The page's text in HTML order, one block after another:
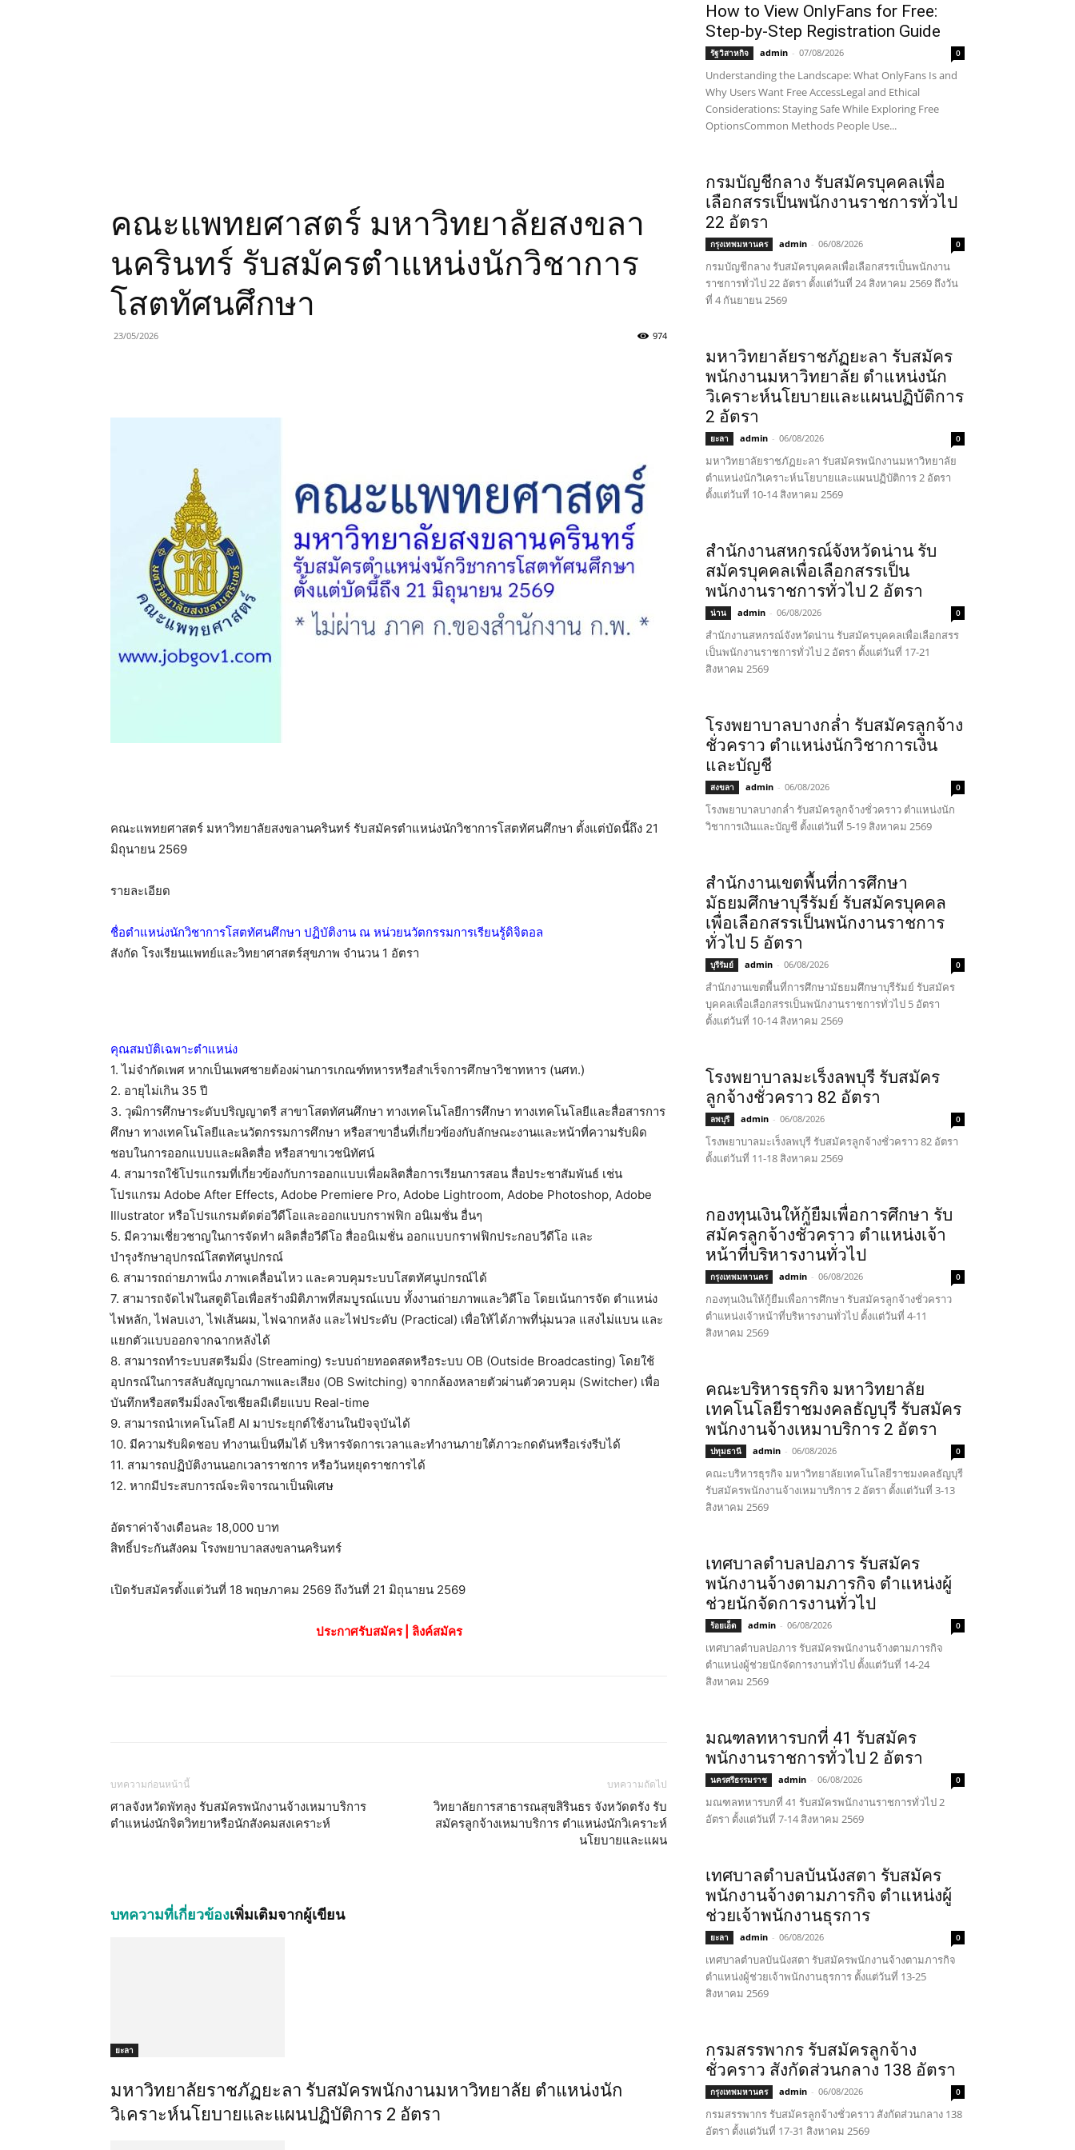
คณะแพทยศาสตร์ มหาวิทยาลัยสงขลา
นครินทร์ รับสมัครตำแหน่งนักวิชาการ
โสตทัศนศึกษา
23/05/2026 974
คณะแพทยศาสตร์ มหาวิทยาลัยสงขลานครินทร์ รับสมัครตำแหน่งนักวิชาการโสตทัศนศึกษา ตั้งแต่บัดนี้ถึง 21
มิถุนายน 2569
รายละเอียด
ชื่อตำแหน่งนักวิชาการโสตทัศนศึกษา ปฏิบัติงาน ณ หน่วยนวัตกรรมการเรียนรู้ดิจิตอล
สังกัด โรงเรียนแพทย์และวิทยาศาสตร์สุขภาพ จำนวน 1 อัตรา
คุณสมบัติเฉพาะตำแหน่ง
1. ไม่จำกัดเพศ หากเป็นเพศชายต้องผ่านการเกณฑ์ทหารหรือสำเร็จการศึกษาวิชาทหาร (นศท.)
2. อายุไม่เกิน 35 ปี
3. วุฒิการศึกษาระดับปริญญาตรี สาขาโสตทัศนศึกษา ทางเทคโนโลยีการศึกษา ทางเทคโนโลยีและสื่อสารการ
ศึกษา ทางเทคโนโลยีและนวัตกรรมการศึกษา หรือสาขาอื่นที่เกี่ยวข้องกับลักษณะงานและหน้าที่ความรับผิด
ชอบในการออกแบบและผลิตสื่อ หรือสาขาเวชนิทัศน์
4. สามารถใช้โปรแกรมที่เกี่ยวข้องกับการออกแบบเพื่อผลิตสื่อการเรียนการสอน สื่อประชาสัมพันธ์ เช่น
โปรแกรม Adobe After Effects, Adobe Premiere Pro, Adobe Lightroom, Adobe Photoshop, Adobe
Illustrator หรือโปรแกรมตัดต่อวีดีโอและออกแบบกราฟฟิก อนิเมชั่น อื่นๆ
5. มีความเชี่ยวชาญในการจัดทำ ผลิตสื่อวีดีโอ สื่ออนิเมชั่น ออกแบบกราฟฟิกประกอบวีดีโอ และ
บำรุงรักษาอุปกรณ์โสตทัศนูปกรณ์
6. สามารถถ่ายภาพนิ่ง ภาพเคลื่อนไหว และควบคุมระบบโสตทัศนูปกรณ์ได้
7. สามารถจัดไฟในสตูดิโอเพื่อสร้างมิติภาพที่สมบูรณ์แบบ ทั้งงานถ่ายภาพและวิดีโอ โดยเน้นการจัด ตำแหน่ง
ไฟหลัก, ไฟลบเงา, ไฟเส้นผม, ไฟฉากหลัง และไฟประดับ (Practical) เพื่อให้ได้ภาพที่นุ่มนวล แสงไม่แบน และ
แยกตัวแบบออกจากฉากหลังได้
8. สามารถทำระบบสตรีมมิ่ง (Streaming) ระบบถ่ายทอดสดหรือระบบ OB (Outside Broadcasting) โดยใช้
อุปกรณ์ในการสลับสัญญาณภาพและเสียง (OB Switching) จากกล้องหลายตัวผ่านตัวควบคุม (Switcher) เพื่อ
บันทึกหรือสตรีมมิ่งลงโซเชียลมีเดียแบบ Real-time
9. สามารถนำเทคโนโลยี AI มาประยุกต์ใช้งานในปัจจุบันได้
10. มีความรับผิดชอบ ทำงานเป็นทีมได้ บริหารจัดการเวลาและทำงานภายใต้ภาวะกดดันหรือเร่งรีบได้
11. สามารถปฏิบัติงานนอกเวลาราชการ หรือวันหยุดราชการได้
12. หากมีประสบการณ์จะพิจารณาเป็นพิเศษ
อัตราค่าจ้างเดือนละ 18,000 บาท
สิทธิ์ประกันสังคม โรงพยาบาลสงขลานครินทร์
เปิดรับสมัครตั้งแต่วันที่ 18 พฤษภาคม 2569 ถึงวันที่ 21 มิถุนายน 2569
ประกาศรับสมัคร| ลิงค์สมัคร
บทความก่อนหน้านี้
ศาลจังหวัดพัทลุง รับสมัครพนักงานจ้างเหมาบริการ
ตำแหน่งนักจิตวิทยาหรือนักสังคมสงเคราะห์
บทความถัดไป
วิทยาลัยการสาธารณสุขสิรินธร จังหวัดตรัง รับ
สมัครลูกจ้างเหมาบริการ ตำแหน่งนักวิเคราะห์
นโยบายและแผน
บทความที่เกี่ยวข้องเพิ่มเติมจากผู้เขียน
ยะลา
มหาวิทยาลัยราชภัฏยะลา รับสมัครพนักงานมหาวิทยาลัย ตำแหน่งนัก
วิเคราะห์นโยบายและแผนปฏิบัติการ 2 อัตรา
How to View OnlyFans for Free:
Step-by-Step Registration Guide
รัฐวิสาหกิจ admin - 07/08/2026 0
Understanding the Landscape: What OnlyFans Is and
Why Users Want Free AccessLegal and Ethical
Considerations: Staying Safe While Exploring Free
OptionsCommon Methods People Use...
กรมบัญชีกลาง รับสมัครบุคคลเพื่อ
เลือกสรรเป็นพนักงานราชการทั่วไป
22 อัตรา
กรุงเทพมหานคร admin - 06/08/2026 0
กรมบัญชีกลาง รับสมัครบุคคลเพื่อเลือกสรรเป็นพนักงาน
ราชการทั่วไป 22 อัตรา ตั้งแต่วันที่ 24 สิงหาคม 2569 ถึงวัน
ที่ 4 กันยายน 2569
มหาวิทยาลัยราชภัฏยะลา รับสมัคร
พนักงานมหาวิทยาลัย ตำแหน่งนัก
วิเคราะห์นโยบายและแผนปฏิบัติการ
2 อัตรา
ยะลา admin - 06/08/2026 0
มหาวิทยาลัยราชภัฏยะลา รับสมัครพนักงานมหาวิทยาลัย
ตำแหน่งนักวิเคราะห์นโยบายและแผนปฏิบัติการ 2 อัตรา
ตั้งแต่วันที่ 10-14 สิงหาคม 2569
สำนักงานสหกรณ์จังหวัดน่าน รับ
สมัครบุคคลเพื่อเลือกสรรเป็น
พนักงานราชการทั่วไป 2 อัตรา
น่าน admin - 06/08/2026 0
สำนักงานสหกรณ์จังหวัดน่าน รับสมัครบุคคลเพื่อเลือกสรร
เป็นพนักงานราชการทั่วไป 2 อัตรา ตั้งแต่วันที่ 17-21
สิงหาคม 2569
โรงพยาบาลบางกล่ำ รับสมัครลูกจ้าง
ชั่วคราว ตำแหน่งนักวิชาการเงิน
และบัญชี
สงขลา admin - 06/08/2026 0
โรงพยาบาลบางกล่ำ รับสมัครลูกจ้างชั่วคราว ตำแหน่งนัก
วิชาการเงินและบัญชี ตั้งแต่วันที่ 5-19 สิงหาคม 2569
สำนักงานเขตพื้นที่การศึกษา
มัธยมศึกษาบุรีรัมย์ รับสมัครบุคคล
เพื่อเลือกสรรเป็นพนักงานราชการ
ทั่วไป 5 อัตรา
บุรีรัมย์ admin - 06/08/2026 0
สำนักงานเขตพื้นที่การศึกษามัธยมศึกษาบุรีรัมย์ รับสมัคร
บุคคลเพื่อเลือกสรรเป็นพนักงานราชการทั่วไป 5 อัตรา
ตั้งแต่วันที่ 10-14 สิงหาคม 2569
โรงพยาบาลมะเร็งลพบุรี รับสมัคร
ลูกจ้างชั่วคราว 82 อัตรา
ลพบุรี admin - 06/08/2026 0
โรงพยาบาลมะเร็งลพบุรี รับสมัครลูกจ้างชั่วคราว 82 อัตรา
ตั้งแต่วันที่ 11-18 สิงหาคม 2569
กองทุนเงินให้กู้ยืมเพื่อการศึกษา รับ
สมัครลูกจ้างชั่วคราว ตำแหน่งเจ้า
หน้าที่บริหารงานทั่วไป
กรุงเทพมหานคร admin - 06/08/2026 0
กองทุนเงินให้กู้ยืมเพื่อการศึกษา รับสมัครลูกจ้างชั่วคราว
ตำแหน่งเจ้าหน้าที่บริหารงานทั่วไป ตั้งแต่วันที่ 4-11
สิงหาคม 2569
คณะบริหารธุรกิจ มหาวิทยาลัย
เทคโนโลยีราชมงคลธัญบุรี รับสมัคร
พนักงานจ้างเหมาบริการ 2 อัตรา
ปทุมธานี admin - 06/08/2026 0
คณะบริหารธุรกิจ มหาวิทยาลัยเทคโนโลยีราชมงคลธัญบุรี
รับสมัครพนักงานจ้างเหมาบริการ 2 อัตรา ตั้งแต่วันที่ 3-13
สิงหาคม 2569
เทศบาลตำบลปอภาร รับสมัคร
พนักงานจ้างตามภารกิจ ตำแหน่งผู้
ช่วยนักจัดการงานทั่วไป
ร้อยเอ็ด admin - 06/08/2026 0
เทศบาลตำบลปอภาร รับสมัครพนักงานจ้างตามภารกิจ
ตำแหน่งผู้ช่วยนักจัดการงานทั่วไป ตั้งแต่วันที่ 14-24
สิงหาคม 2569
มณฑลทหารบกที่ 41 รับสมัคร
พนักงานราชการทั่วไป 2 อัตรา
นครศรีธรรมราช admin - 06/08/2026 0
มณฑลทหารบกที่ 41 รับสมัครพนักงานราชการทั่วไป 2
อัตรา ตั้งแต่วันที่ 7-14 สิงหาคม 2569
เทศบาลตำบลบันนังสตา รับสมัคร
พนักงานจ้างตามภารกิจ ตำแหน่งผู้
ช่วยเจ้าพนักงานธุรการ
ยะลา admin - 06/08/2026 0
เทศบาลตำบลบันนังสตา รับสมัครพนักงานจ้างตามภารกิจ
ตำแหน่งผู้ช่วยเจ้าพนักงานธุรการ ตั้งแต่วันที่ 13-25
สิงหาคม 2569
กรมสรรพากร รับสมัครลูกจ้าง
ชั่วคราว สังกัดส่วนกลาง 138 อัตรา
กรุงเทพมหานคร admin - 06/08/2026 0
กรมสรรพากร รับสมัครลูกจ้างชั่วคราว สังกัดส่วนกลาง 138
อัตรา ตั้งแต่วันที่ 17-31 สิงหาคม 2569